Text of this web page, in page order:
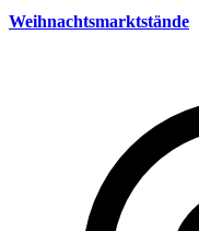
Weihnachtsmarktstände